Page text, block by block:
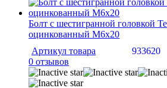
Болт с шестигранной головкой
оцинкованный М6х20
Артикул товара
933620
0 отзывов